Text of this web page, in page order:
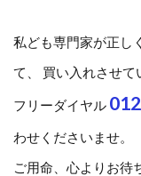
私ども専門家が正し
て、 買い入れさせて
フリーダイヤル
わせくださいませ。
ご用命、心よりお待